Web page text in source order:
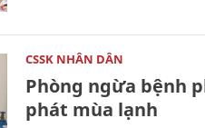
CSSK NHÂN DÂN
Phòng ngừa bệnh
phát mùa lạnh